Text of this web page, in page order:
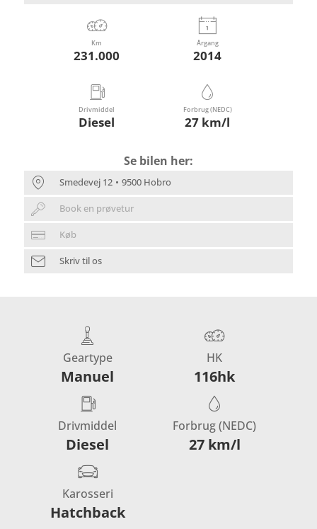
Km
231.000
Årgang
2014
Drivmiddel
Diesel
Forbrug (NEDC)
27 km/l
Se bilen her:
Smedevej 12 9500 Hobro
Book en prøvetur
Køb
Skriv til os
Geartype
Manuel
HK
116hk
Drivmiddel
Diesel
Forbrug (NEDC)
27 km/l
Karosseri
Hatchback